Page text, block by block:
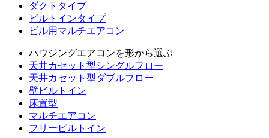
ダクトタイプ
ビルトインタイプ
ビル用マルチエアコン
ハウジングエアコンを形から選ぶ
天井カセット型シングルフロー
天井カセット型ダブルフロー
壁ビルトイン
床置型
マルチエアコン
フリービルトイン